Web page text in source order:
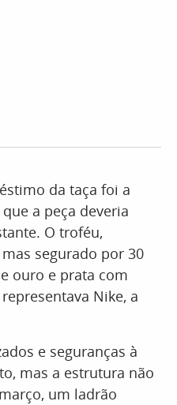
da taça foi a
a peça deveria
O troféu,
segurado por 30
ouro e prata com
Nike, a
e seguranças à
mas a estrutura não
um ladrão